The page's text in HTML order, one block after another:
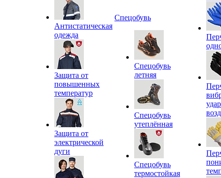
Антистатическая
одежда
Защита от
повышенных
температур
Защита от
электрической
дуги
Спецобувь
Спецобувь
летняя
Спецобувь
утеплённая
Спецобувь
термостойкая